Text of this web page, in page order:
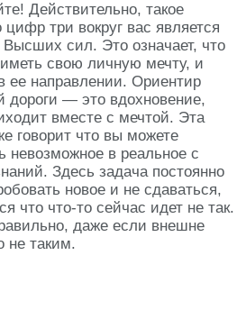
Действительно, такое
цифр три вокруг вас является
сил. Это означает, что
свою личную мечту, и
ее направлении. Ориентир
дороги — это вдохновение,
вместе с мечтой. Эта
говорит что вы можете
невозможное в реальное с
Здесь задача постоянно
новое и не сдаваться,
что что-то сейчас идет не так.
даже если внешне
не таким.